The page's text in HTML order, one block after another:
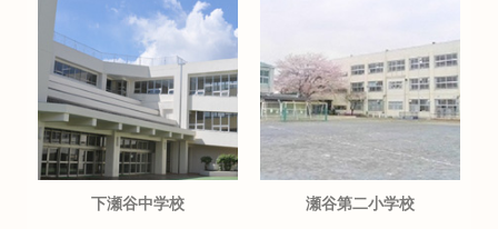
下瀬谷中学校 瀬谷第二小学校